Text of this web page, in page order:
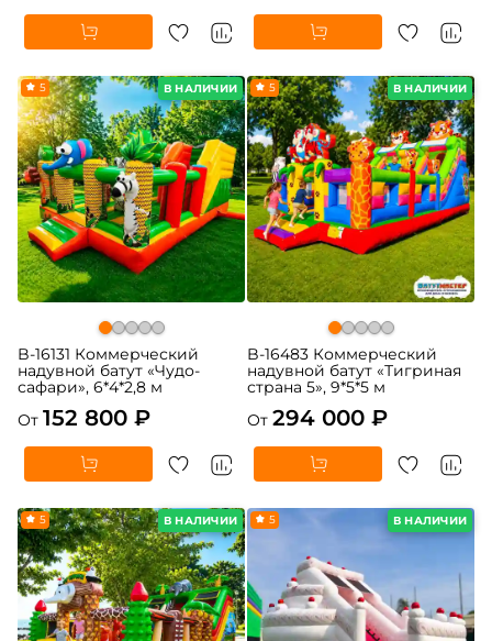
В НАЛИЧИИ
5
B-16131 Коммерческий
надувной батут «Чудо-
сафари», 6*4*2,8 м
От 152 800 ₽
В НАЛИЧИИ
5
B-16483 Коммерческий
надувной батут «Тигриная
страна 5», 9*5*5 м
От 294 000 ₽
В НАЛИЧИИ
5 В НАЛИЧИИ
-5%